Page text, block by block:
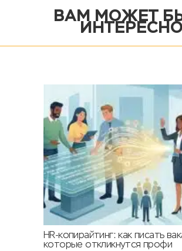
ВАМ МОЖЕТ
ИНТЕРЕСНО
HR-копирайтинг: как писать
которые откликнутся профи